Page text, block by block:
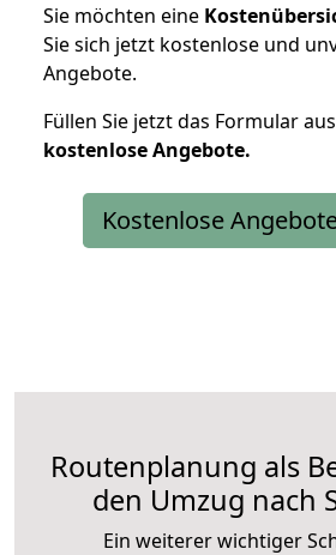
Sie möchten eine
Sie sich jetzt kostenlose und
Angebote.
Füllen Sie jetzt das Formular
kostenloseAngebote.
Kostenlose
Routenplanung als
den Umzug nach
Ein weiterer wichtiger